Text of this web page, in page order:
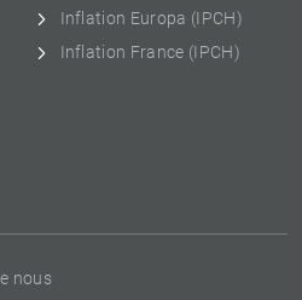
nous
Inflation Europa (IPCH)
Inflation France (IPCH)